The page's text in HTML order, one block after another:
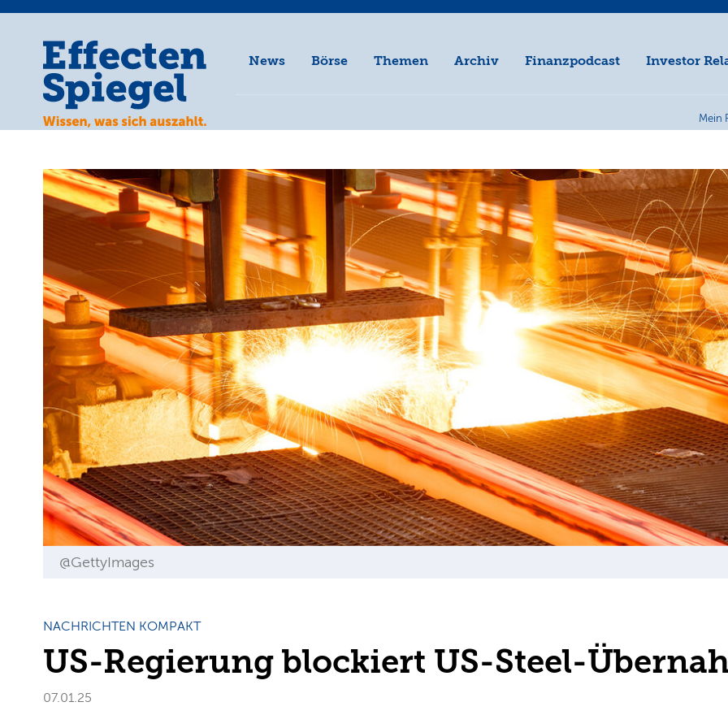
News Börse Themen Archiv Finanzpodcast Investor
Mein
@GettyImages
NACHRICHTEN KOMPAKT
US-Regierung blockiert US-Steel-
07.01.25